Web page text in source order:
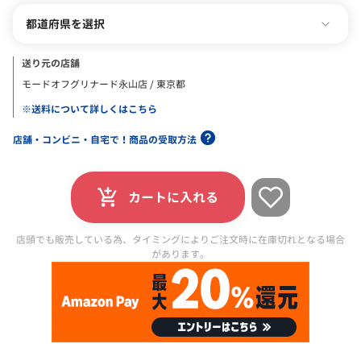
都道府県を選択
送り元の店舗
モードオフグリナード永山店 / 東京都
※送料について詳しくはこちら
店舗・コンビニ・自宅で！商品の受取方法
カートに入れる
店頭でも販売している為、タイミングによりご注文時に在庫切れとなる場合
があります。